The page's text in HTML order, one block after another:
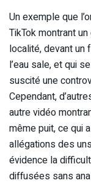
Un exemple que
TikTok montrant
localité, devant un
l’eau sale, et qui
suscité une
Cependant,
autre vidéo
même puit, ce qui
allégations des
évidence la
diffusées sans